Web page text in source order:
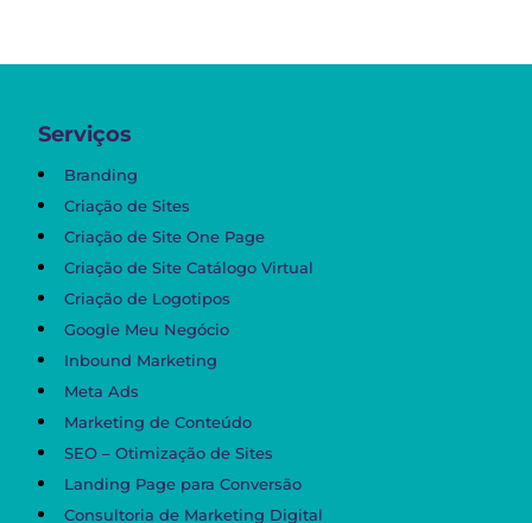
Serviços
Branding
Criação de Sites
Criação de Site One Page
Criação de Site Catálogo Virtual
Criação de Logotipos
Google Meu Negócio
Inbound Marketing
Meta Ads
Marketing de Conteúdo
SEO – Otimização de Sites
Landing Page para Conversão
Consultoria de Marketing Digital